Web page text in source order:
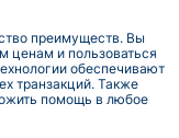
преимуществ. Вы
ценам и пользоваться
обеспечивают
транзакций. Также
помощь в любое